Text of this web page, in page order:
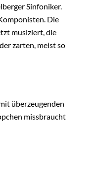
Sinfoniker.
Die
musiziert, die
zarten, meist so
überzeugenden
missbraucht